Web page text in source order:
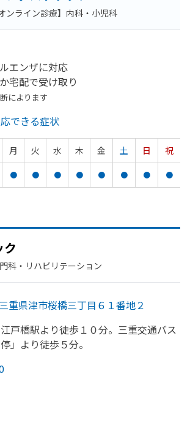
オンライン診療】内科・小児科
エンザに対応
宅配で受け取り
によります
できる症状
月 火 水 木 金 土 日
祝
● ● ● ● ● ● ● ●
ク
科・​リハビリテーション
三重県津市桜橋三丁目６１番地２
戸橋駅より徒歩１０分。 三重交通バス
」より徒歩５分。